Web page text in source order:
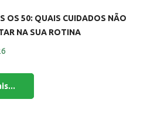
OS 50: QUAIS CUIDADOS NÃO
NA SUA ROTINA